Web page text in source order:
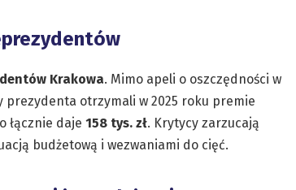
Krakowa. Mimo apeli o oszczędności w
otrzymali w 2025 roku premie
łącznie daje 158 tys. zł. Krytycy zarzucają
budżetową i wezwaniami do cięć.